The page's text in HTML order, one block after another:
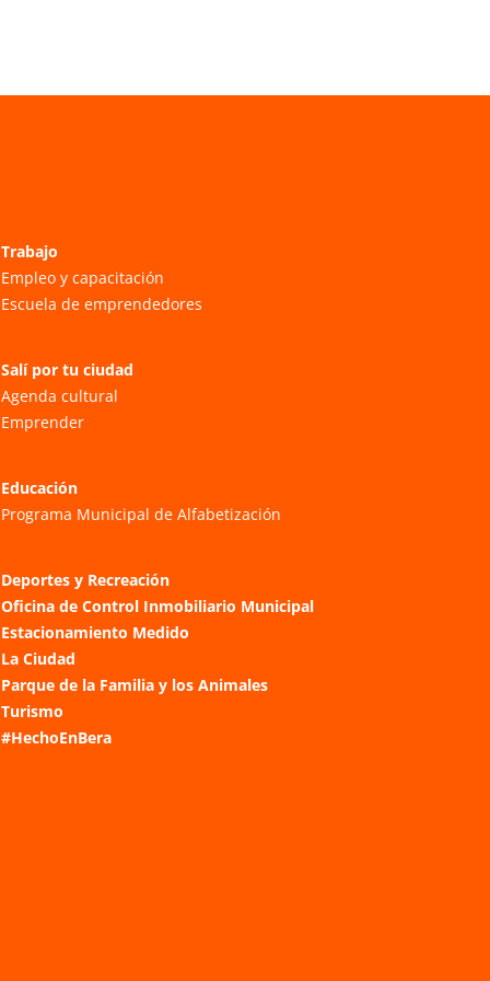
Trabajo
Empleo y capacitación
Escuela de emprendedores
Salí por tu ciudad
Agenda cultural
Emprender
Educación
Programa Municipal de Alfabetización
Deportes y Recreación
Oficina de Control Inmobiliario Municipal
Estacionamiento Medido
La Ciudad
Parque de la Familia y los Animales
Turismo
#HechoEnBera